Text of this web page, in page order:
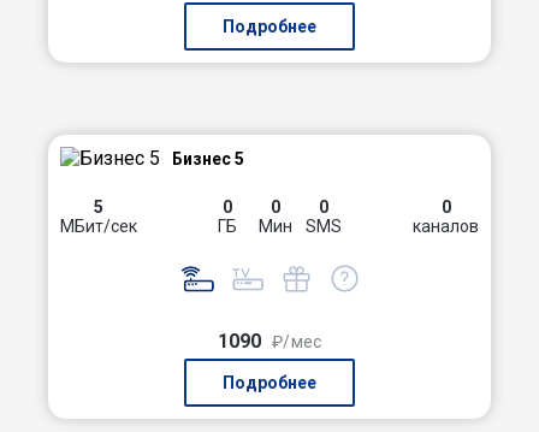
Подробнее
Бизнес 5
5
МБит/сек
0
ГБ
0
Мин
0
SMS
0
каналов
1090 ₽/мес
Подробнее